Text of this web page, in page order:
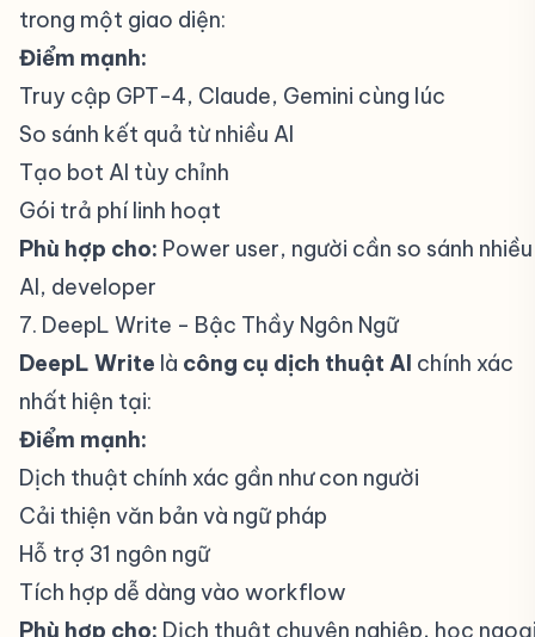
trong một giao diện:
Điểm mạnh:
Truy cập GPT-4, Claude, Gemini cùng lúc
So sánh kết quả từ nhiều AI
Tạo bot AI tùy chỉnh
Gói trả phí linh hoạt
Phù hợp cho: Power user, người cần so sánh nhiều
AI, developer
7. DeepL Write - Bậc Thầy Ngôn Ngữ
DeepL Write là công cụ dịch thuật AI chính xác
nhất hiện tại:
Điểm mạnh:
Dịch thuật chính xác gần như con người
Cải thiện văn bản và ngữ pháp
Hỗ trợ 31 ngôn ngữ
Tích hợp dễ dàng vào workflow
Phù hợp cho: Dịch thuật chuyên nghiệp, học